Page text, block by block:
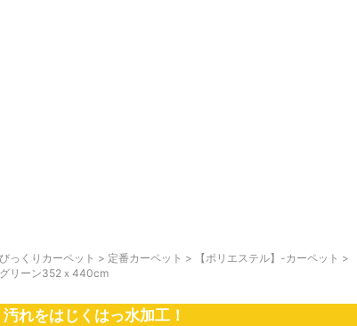
びっくりカーペット > 定番カーペット > 【ポリエステル】-カーペット >
グリーン352ｘ440cm
汚れをはじくはっ水加工！